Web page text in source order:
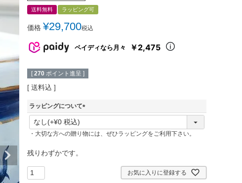
送料無料 ラッピング可
価格 ¥29,700税込
ペイディなら月々 ￥2,475
[ 270 ポイント進呈 ]
送料込
ラッピングについて
(
須
・大切な方への贈り物には、ぜひラッピングをご利用下さい。
残りわずかです。
お気に入りに登録する